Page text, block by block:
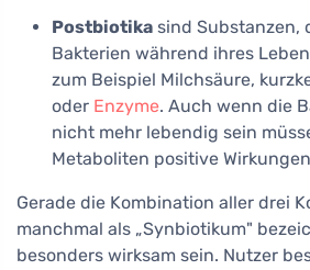
Postbiotika sind Substanzen,
Bakterien während ihres
zum Beispiel Milchsäure,
oder Enzyme. Auch wenn die
nicht mehr lebendig sein
Metaboliten positive
Gerade die Kombination aller drei
manchmal als „Synbiotikum"
besonders wirksam sein. Nutzer